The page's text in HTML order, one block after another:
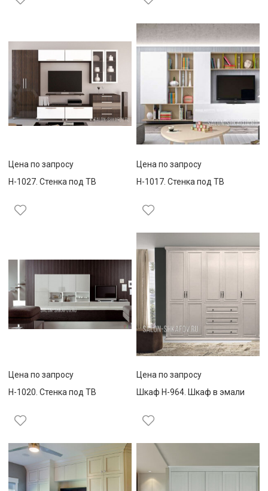
Цена по запросу
Н-1027. Стенка под ТВ
Цена по запросу
Н-1017. Стенка под ТВ
Цена по запросу
Н-1020. Стенка под ТВ
Цена по запросу
Шкаф Н-964. Шкаф в эмали